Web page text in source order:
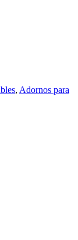
, Adornos para